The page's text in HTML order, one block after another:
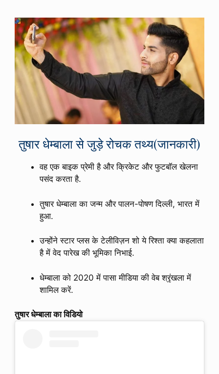
तुषार धेम्बाला से जुड़े रोचक तथ्य(जानकारी)
वह एक बाइक प्रेमी है और क्रिकेट और फुटबॉल खेलना
पसंद करता है.
तुषार धेम्बाला का जन्म और पालन-पोषण दिल्ली, भारत में
हुआ.
उन्होंने स्टार प्लस के टेलीविज़न शो ये रिश्ता क्या कहलाता
है में वेद पारेख की भूमिका निभाई.
धेम्बाला को 2020 में पासा मीडिया की वेब श्रृंखला में
शामिल करें.
तुषार धेम्बाला का विडियो